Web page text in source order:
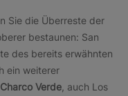
Sie die Überreste der
bestaunen: San
des bereits erwähnten
ein weiterer
Charco Verde , auch Los